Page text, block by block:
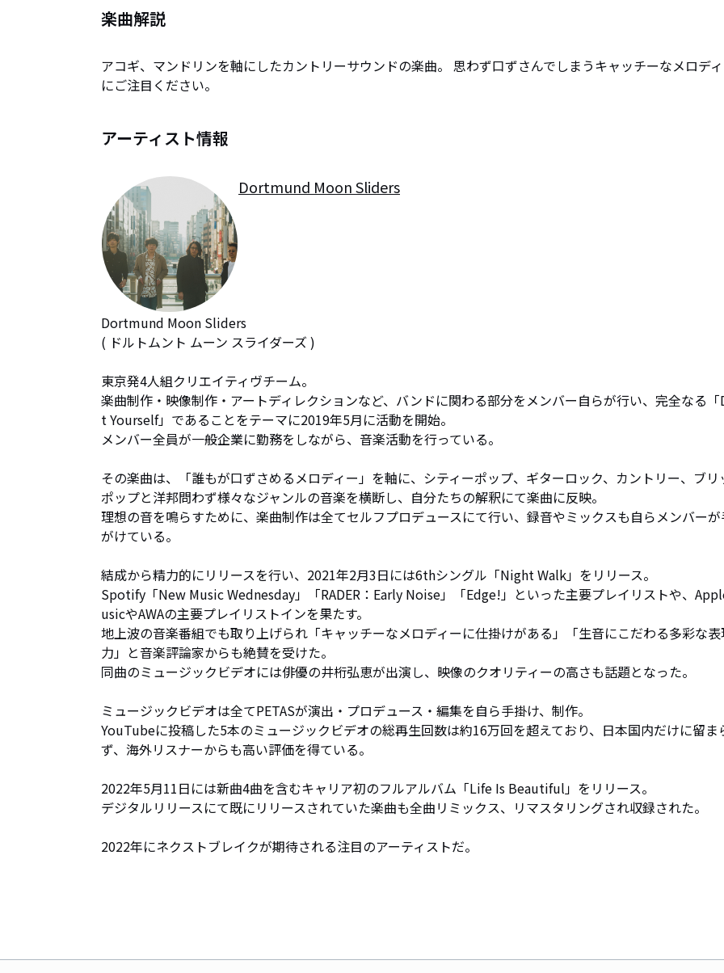
楽曲解説
アコギ、マンドリンを軸にしたカントリーサウンドの楽曲。 思わず口ずさんでしまうキャッチーなメロデ
にご注目ください。
アーティスト情報
Dortmund Moon Sliders
Dortmund Moon Sliders
( ドルトムント ムーン スライダーズ )
東京発4人組クリエイティヴチーム。
楽曲制作・映像制作・アートディレクションなど、バンドに関わる部分をメンバー自らが行い、完全なる
t Yourself」であることをテーマに2019年5月に活動を開始。
メンバー全員が一般企業に勤務をしながら、音楽活動を行っている。
その楽曲は、「誰もが口ずさめるメロディー」を軸に、シティーポップ、ギターロック、カントリー、ブリ
ポップと洋邦問わず様々なジャンルの音楽を横断し、自分たちの解釈にて楽曲に反映。
理想の音を鳴らすために、楽曲制作は全てセルフプロデュースにて行い、録音やミックスも自らメンバー
がけている。
結成から精力的にリリースを行い、2021年2月3日には6thシングル「Night Walk」をリリース。
Spotify「New Music Wednesday」「RADER：Early Noise」「Edge!」といった主要プレイリストや、
usicやAWAの主要プレイリストインを果たす。
地上波の音楽番組でも取り上げられ「キャッチーなメロディーに仕掛けがある」「生音にこだわる多彩な
力」と音楽評論家からも絶賛を受けた。
同曲のミュージックビデオには俳優の井桁弘恵が出演し、映像のクオリティーの高さも話題となった。
ミュージックビデオは全てPETASが演出・プロデュース・編集を自ら手掛け、制作。
YouTubeに投稿した5本のミュージックビデオの総再生回数は約16万回を超えており、日本国内だけに留ま
ず、海外リスナーからも高い評価を得ている。
2022年5月11日には新曲4曲を含むキャリア初のフルアルバム「Life Is Beautiful」をリリース。
デジタルリリースにて既にリリースされていた楽曲も全曲リミックス、リマスタリングされ収録された。
2022年にネクストブレイクが期待される注目のアーティストだ。